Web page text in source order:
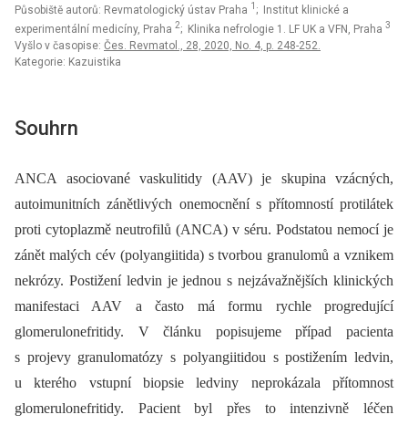
Působiště autorů: Revmatologický ústav Praha 1 ; Institut klinické a
experimentální medicíny, Praha 2; Klinika nefrologie 1. LF UK a VFN, Praha 3
Vyšlo v časopise: Čes. Revmatol., 28, 2020, No. 4, p. 248-252.
Kategorie: Kazuistika
Souhrn
ANCA asociované vaskulitidy (AAV) je skupina vzácných,
autoimunitních zánětlivých onemocnění s přítomností protilátek
proti cytoplazmě neutrofilů (ANCA) v séru. Podstatou nemocí je
zánět malých cév (polyangiitida) s tvorbou granulomů a vznikem
nekrózy. Postižení ledvin je jednou s nejzávažnějších klinických
manifestaci AAV a často má formu rychle progredující
glomerulonefritidy. V článku popisujeme případ pacienta
s projevy granulomatózy s polyangiitidou s postižením ledvin,
u kterého vstupní biopsie ledviny neprokázala přítomnost
glomerulonefritidy. Pacient byl přes to intenzivně léčen